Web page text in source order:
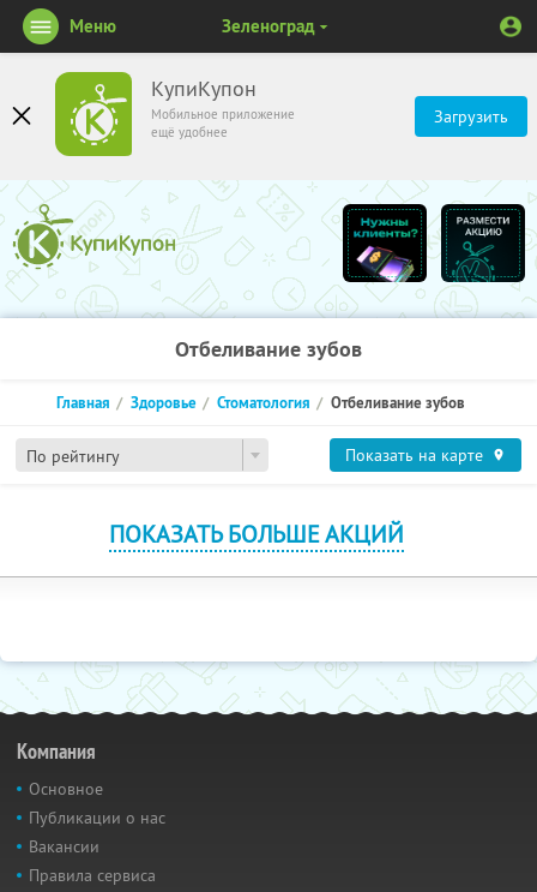
КупиКупон
Мобильное приложение
ещё удобнее
Загрузить
Меню Зеленоград
Отбеливание зубов
По рейтингу
Главная Здоровье Стоматология Отбеливание зубов
Показать на карте
ПОКАЗАТЬ БОЛЬШЕ АКЦИЙ
Компания
Основное
Публикации о нас
Вакансии
Правила сервиса